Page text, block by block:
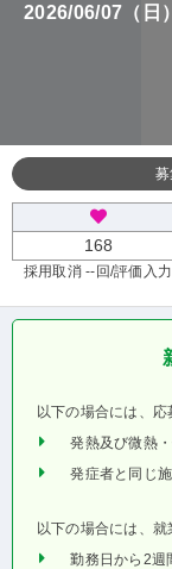
2026/06/07（日
募
168
採用取消 --回/評価入
以下の場合には、
発熱及び微熱
発症者と同じ
以下の場合には、就
勤務日から2週